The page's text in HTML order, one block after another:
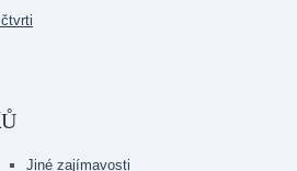
Jiné zajímavosti